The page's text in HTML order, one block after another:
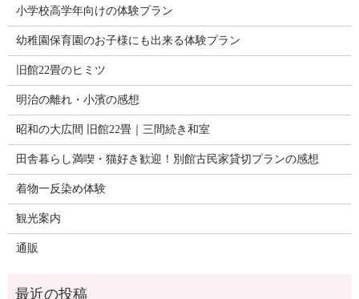
小学校高学年向けの体験プラン
幼稚園保育園のお子様にも出来る体験プラン
旧館22畳のヒミツ
明治の離れ・小濱の感想
昭和の大広間 旧館22畳｜三間続き和室
田舎暮らし満喫・猫好き歓迎！別館古民家貸切プランの感想
着物一反染め体験
観光案内
通販